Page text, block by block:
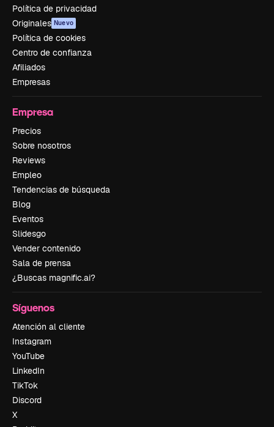
Política de privacidad
Originales Nuevo
Política de cookies
Centro de confianza
Afiliados
Empresas
Empresa
Precios
Sobre nosotros
Reviews
Empleo
Tendencias de búsqueda
Blog
Eventos
Slidesgo
Vender contenido
Sala de prensa
¿Buscas magnific.ai?
Síguenos
Atención al cliente
Instagram
YouTube
LinkedIn
TikTok
Discord
X